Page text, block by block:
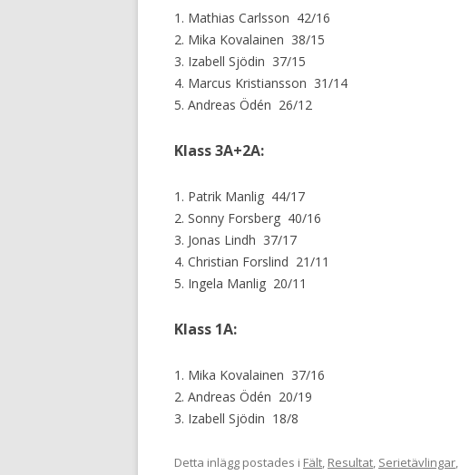
1. Mathias Carlsson 42/16
2. Mika Kovalainen 38/15
3. Izabell Sjödin 37/15
4. Marcus Kristiansson 31/14
5. Andreas Ödén 26/12
Klass 3A+2A:
1. Patrik Manlig 44/17
2. Sonny Forsberg 40/16
3. Jonas Lindh 37/17
4. Christian Forslind 21/11
5. Ingela Manlig 20/11
Klass 1A:
1. Mika Kovalainen 37/16
2. Andreas Ödén 20/19
3. Izabell Sjödin 18/8
Detta inlägg postades i Fält, Resultat, Serietävlingar,